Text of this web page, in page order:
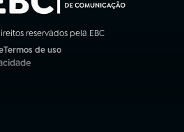
reservados pela EBC
Termos de uso
(abre em nova aba)